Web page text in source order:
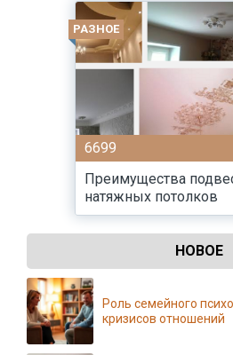
РАЗНОЕ
6699
Преимущества
натяжных потолков
НОВОЕ
Роль семейного
кризисов отношений